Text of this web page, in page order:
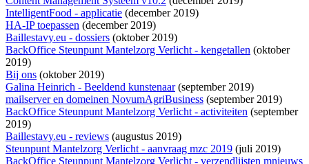
IntelligentFood - applicatie (december 2019)
HA-IP toepassen (december 2019)
Baillestavy.eu - dossiers (oktober 2019)
BackOffice Steunpunt Mantelzorg Verlicht - kengetallen (oktober
2019)
Bij ons (oktober 2019)
Galina Heinrich - Beeldend kunstenaar(september 2019)
mailserver en domeinen NovumAgriBusiness (september 2019)
BackOffice Steunpunt Mantelzorg Verlicht - activiteiten (september
2019)
Baillestavy.eu - reviews (augustus 2019)
Steunpunt Mantelzorg Verlicht - aanvraag mzc 2019 (juli 2019)
BackOffice Steunpunt Mantelzorg Verlicht - verzendlijsten mnieuws